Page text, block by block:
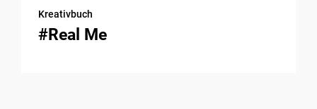
Kreativbuch
#Real Me